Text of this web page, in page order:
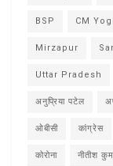
BSP CM Yogi
Mirzapur
Uttar Pradesh
अनुप्रिया पटेल
ओबीसी कांग्रेस
कोरोना नीतीश